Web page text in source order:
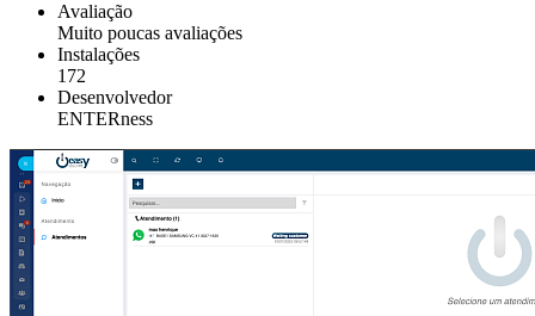
Avaliação
Muito poucas avaliações
Instalações
172
Desenvolvedor
ENTERness